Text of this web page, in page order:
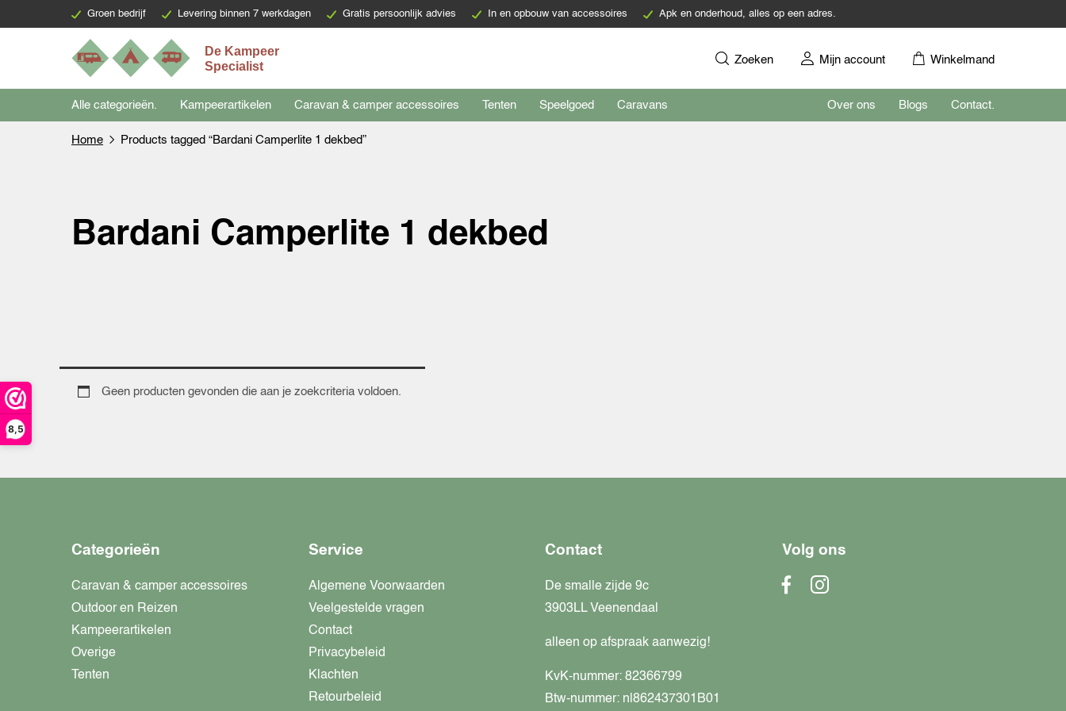
8,5
Groen bedrijf Levering binnen 7 werkdagen Gratis persoonlijk advies In en opbouw van accessoires Apk en onderhoud, alles op een adres.
Zoeken Mijn account Winkelmand
Alle categorieën. Kampeerartikelen Caravan & camper accessoires Tenten Speelgoed Caravans Over ons Blogs Contact.
Home Products tagged “Bardani Camperlite 1 dekbed”
Bardani Camperlite 1 dekbed
Geen producten gevonden die aan je zoekcriteria voldoen.
Categorieën
Caravan & camper accessoires
Outdoor en Reizen
Kampeerartikelen
Overige
Tenten
Service
Algemene Voorwaarden
Veelgestelde vragen
Contact
Privacybeleid
Klachten
Retourbeleid
Contact
De smalle zijde 9c
3903LL Veenendaal
alleen op afspraak aanwezig!
KvK-nummer: 82366799
Btw-nummer: nl862437301B01
Volg ons